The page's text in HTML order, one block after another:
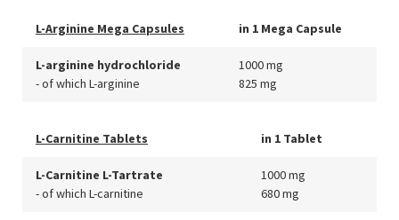
L-Arginine Mega Capsules in 1 Mega Capsule
L-arginine hydrochloride
- of which L-arginine
1000 mg
825 mg
L-Carnitine Tablets in 1 Tablet
L-Carnitine L-Tartrate
- of which L-carnitine
1000 mg
680 mg